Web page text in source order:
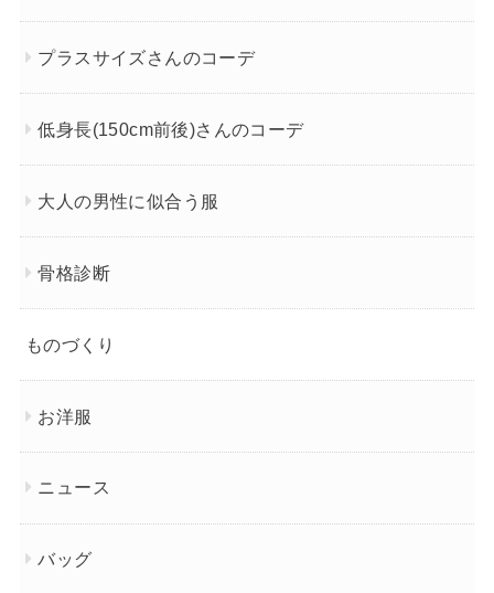
プラスサイズさんのコーデ
低身長(150cm前後)さんのコーデ
大人の男性に似合う服
骨格診断
ものづくり
お洋服
ニュース
バッグ